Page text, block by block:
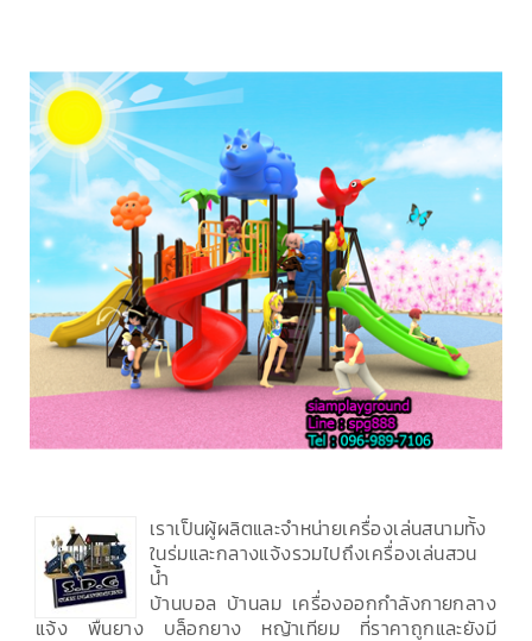
เราเป็นผู้ผลิตและจำหน่ายเครื่องเล่นสนามทั้ง
ในร่มและกลางแจ้งรวมไปถึงเครื่องเล่นสวน
น้ำ
บ้านบอล บ้านลม เครื่องออกกำลังกายกลาง
แจ้ง พื้นยาง บล็อกยาง หญ้าเทียม ที่ราคาถูกและยังมี